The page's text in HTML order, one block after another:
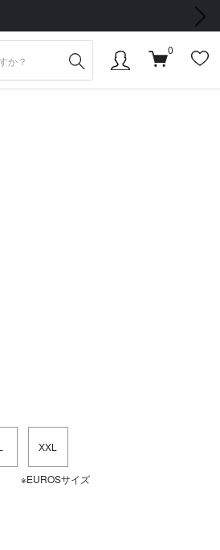
次の画像
0
XXL
※EUROSサイズ